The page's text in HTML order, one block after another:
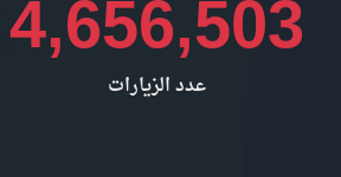
4,656,503
عدد الزيارات